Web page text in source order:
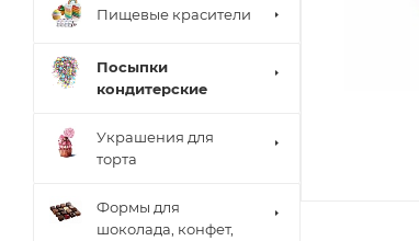
Пищевые красители
Посыпки
кондитерские
Украшения для
торта
Формы для
шоколада, конфет,